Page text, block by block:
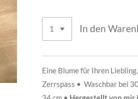
In den
Eine Blume für Ihren
Zerrspass • Waschbar bei